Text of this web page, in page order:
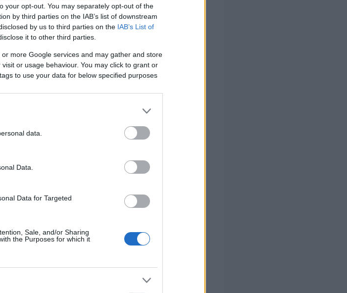
your opt-out. You may separately opt-out of the
by third parties on the IAB’s list of downstream
by us to third parties on the IAB’s List of
it to other third parties.
more Google services and may gather and store
or usage behaviour. You may click to grant or
to use your data for below specified purposes
data.
Data.
Data for Targeted
Sale, and/or Sharing
the Purposes for which it
της ΕΙΝΑΠ στα